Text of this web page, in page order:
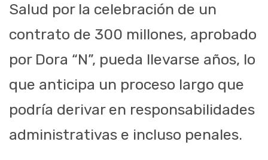
Salud por la celebración de un
contrato de 300 millones, aprobado
por Dora “N”, pueda llevarse años, lo
que anticipa un proceso largo que
podría derivar en responsabilidades
administrativas e incluso penales.